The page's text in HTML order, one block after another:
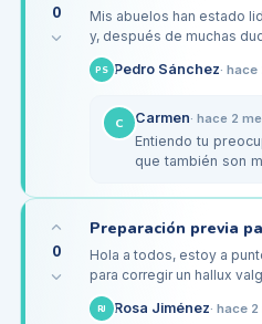
0
Mis abuelos han estado
y, después de muchas
hacerse la cirugía del
y me preocupa que…
PS Pedro Sánchez· hace
C Carmen· hace 2
Entiendo tu
que también son
de marca como
0
Hola a todos, estoy a
para corregir un hallux
sobre la preparación
que debo dejar de…
RJ Rosa Jiménez· hace 2